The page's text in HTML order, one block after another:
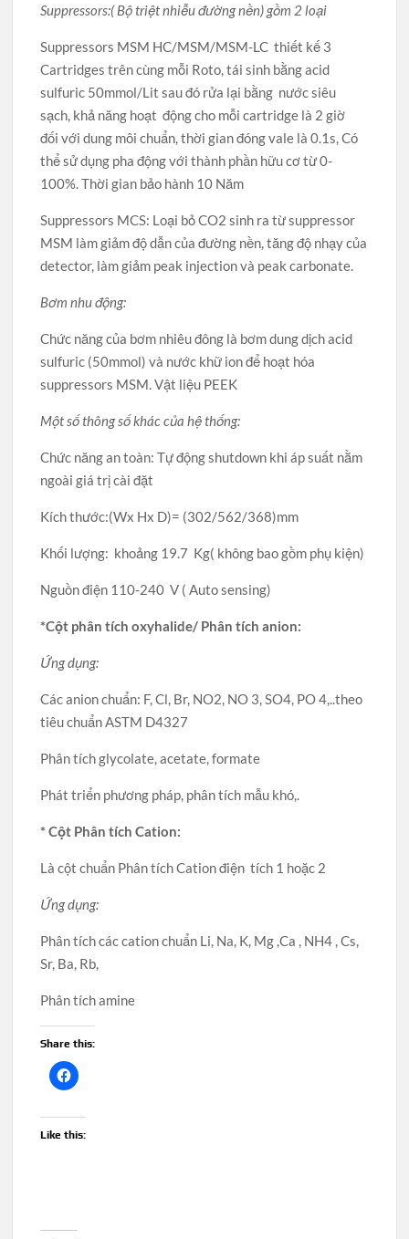
Suppressors:( Bộ triệt nhiễu đường nền) gồm 2 loại
Suppressors MSM HC/MSM/MSM-LC thiết kế 3
Cartridges trên cùng mỗi Roto, tái sinh bằng acid
sulfuric 50mmol/Lit sau đó rửa lại bằng nước siêu
sạch, khả năng hoạt động cho mỗi cartridge là 2 giờ
đối với dung môi chuẩn, thời gian đóng vale là 0.1s, Có
thể sử dụng pha động với thành phần hữu cơ từ 0-
100%. Thời gian bảo hành 10 Năm
Suppressors MCS: Loại bỏ CO2 sinh ra từ suppressor
MSM làm giảm độ dẫn của đường nền, tăng độ nhạy của
detector, làm giảm peak injection và peak carbonate.
Bơm nhu động:
Chức năng của bơm nhiêu đông là bơm dung dịch acid
sulfuric (50mmol) và nước khữ ion để hoạt hóa
suppressors MSM. Vật liệu PEEK
Một số thông số khác của hệ thống:
Chức năng an toàn: Tự động shutdown khi áp suất nằm
ngoài giá trị cài đặt
Kích thước:(Wx Hx D)= (302/562/368)mm
Khối lượng: khoảng 19.7 Kg( không bao gồm phụ kiện)
Nguồn điện 110-240 V ( Auto sensing)
*Cột phân tích oxyhalide/ Phân tích anion:
Ứng dụng:
Các anion chuẩn: F, Cl, Br, NO2, NO 3, SO4, PO 4,..theo
tiêu chuẩn ASTM D4327
Phân tích glycolate, acetate, formate
Phát triển phương pháp, phân tích mẫu khó,.
* Cột Phân tích Cation:
Là cột chuẩn Phân tích Cation điện tích 1 hoặc 2
Ứng dụng:
Phân tích các cation chuẩn Li, Na, K, Mg ,Ca , NH4 , Cs,
Sr, Ba, Rb,
Phân tích amine
Share this:
Like this: